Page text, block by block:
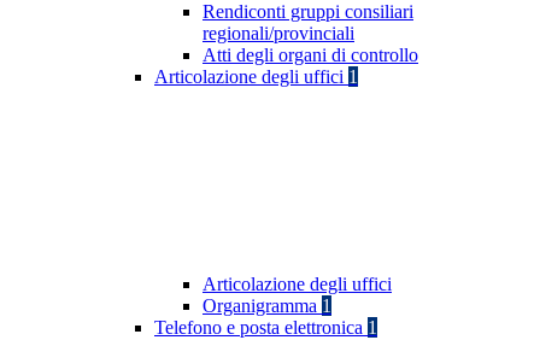
Rendiconti gruppi consiliari
regionali/provinciali
Atti degli organi di controllo
Articolazione degli uffici 1
Articolazione degli uffici
Organigramma 1
Telefono e posta elettronica 1